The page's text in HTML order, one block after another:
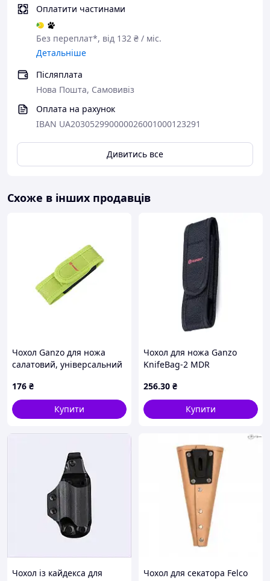
Оплатити частинами
Без переплат*, від 132 ₴ / міс.
Детальніше
Післяплата
Нова Пошта, Самовивіз
Оплата на рахунок
IBAN UA203052990000026001000123291
Дивитись все
Схоже в інших продавців
Чохол Ganzo для ножа
салатовий, універсальний
176 ₴
Купити
Чохол для ножа Ganzo
KnifeBag-2 MDR
256.30 ₴
Купити
Чохол із кайдекса для
Чохол для секатора Felco